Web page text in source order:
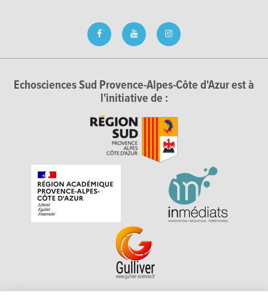
Echosciences Sud Provence-Alpes-Côte d'Azur est à
l'initiative de :